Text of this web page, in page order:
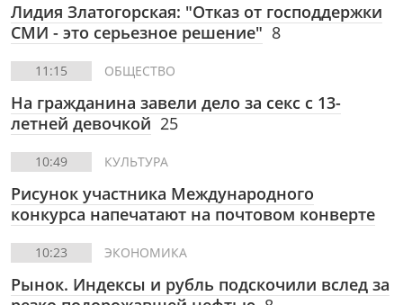
Лидия Златогорская: "Отказ от господдержки
СМИ - это серьезное решение" 8
11:15 ОБЩЕСТВО
На гражданина завели дело за секс с 13-
летней девочкой 25
10:49 КУЛЬТУРА
Рисунок участника Международного
конкурса напечатают на почтовом конверте
10:23 ЭКОНОМИКА
Рынок. Индексы и рубль подскочили вслед за